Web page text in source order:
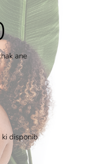
ane
disponib